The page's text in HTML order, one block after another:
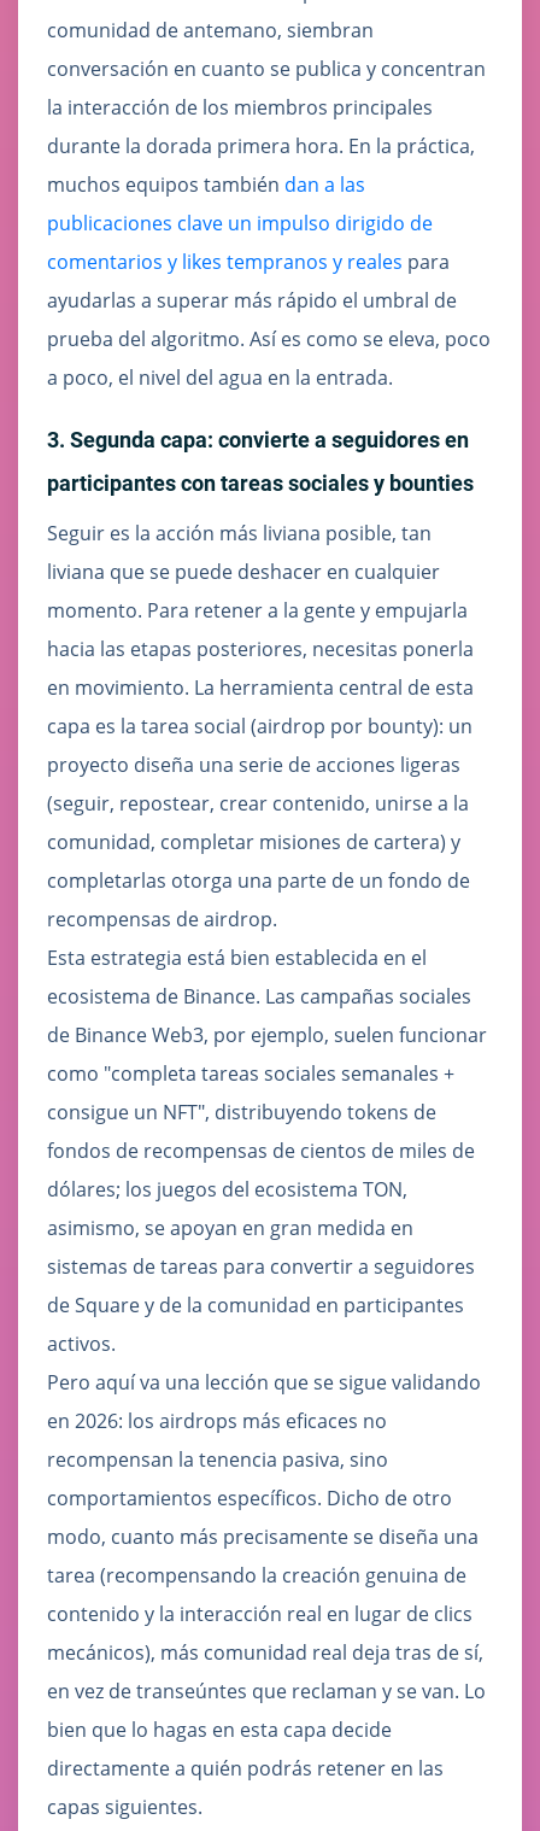
comunidad de antemano, siembran
conversación en cuanto se publica y concentran
la interacción de los miembros principales
durante la dorada primera hora. En la práctica,
muchos equipos también dan a las
publicaciones clave un impulso dirigido de
comentarios y likes tempranos y reales para
ayudarlas a superar más rápido el umbral de
prueba del algoritmo. Así es como se eleva, poco
a poco, el nivel del agua en la entrada.
3. Segunda capa: convierte a seguidores en
participantes con tareas sociales y bounties
Seguir es la acción más liviana posible, tan
liviana que se puede deshacer en cualquier
momento. Para retener a la gente y empujarla
hacia las etapas posteriores, necesitas ponerla
en movimiento. La herramienta central de esta
capa es la tarea social (airdrop por bounty): un
proyecto diseña una serie de acciones ligeras
(seguir, repostear, crear contenido, unirse a la
comunidad, completar misiones de cartera) y
completarlas otorga una parte de un fondo de
recompensas de airdrop.
Esta estrategia está bien establecida en el
ecosistema de Binance. Las campañas sociales
de Binance Web3, por ejemplo, suelen funcionar
como "completa tareas sociales semanales +
consigue un NFT", distribuyendo tokens de
fondos de recompensas de cientos de miles de
dólares; los juegos del ecosistema TON,
asimismo, se apoyan en gran medida en
sistemas de tareas para convertir a seguidores
de Square y de la comunidad en participantes
activos.
Pero aquí va una lección que se sigue validando
en 2026: los airdrops más eficaces no
recompensan la tenencia pasiva, sino
comportamientos específicos. Dicho de otro
modo, cuanto más precisamente se diseña una
tarea (recompensando la creación genuina de
contenido y la interacción real en lugar de clics
mecánicos), más comunidad real deja tras de sí,
en vez de transeúntes que reclaman y se van. Lo
bien que lo hagas en esta capa decide
directamente a quién podrás retener en las
capas siguientes.